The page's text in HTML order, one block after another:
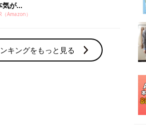
児の人気テーマ
離
子